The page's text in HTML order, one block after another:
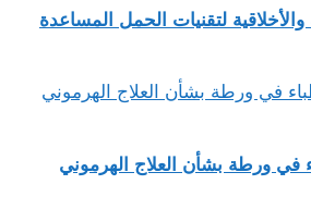
والأخلاقية لتقنيات الحمل المساعدة
في ورطة بشأن العلاج الهرموني